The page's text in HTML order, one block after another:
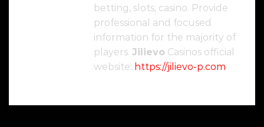
betting, slots, casino. Provide
professional and focused
information for the majority of
players. Jilievo Casinos official
website: https://jilievo-p.com